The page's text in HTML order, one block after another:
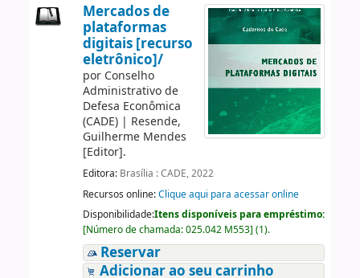
Mercados de
plataformas
digitais [recurso
eletrônico]/
por Conselho
Administrativo de
Defesa Econômica
(CADE)| Resende,
Guilherme Mendes
[Editor].
Editora: Brasília : CADE, 2022
Recursos online:Clique aqui para acessar online
Disponibilidade:Itens disponíveis para empréstimo:
[Número de chamada:025.042 M553] (1).
Reservar
Adicionar ao seu carrinho